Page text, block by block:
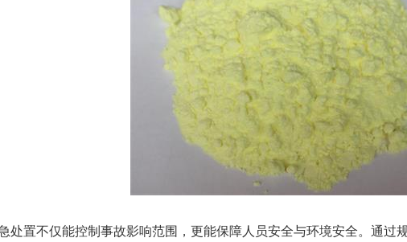
置不仅能控制事故影响范围，更能保障人员安全与环境安全。通过